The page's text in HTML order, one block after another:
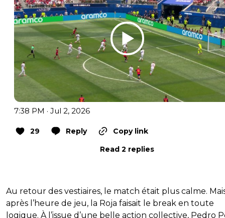
7:38 PM · Jul 2, 2026
29 Reply
Copy link
Read 2 replies
Au retour des vestiaires, le match était plus calme.
après l’heure de jeu, la Roja faisait le break en toute
logique. À l’issue d’une belle action collective, Pedro